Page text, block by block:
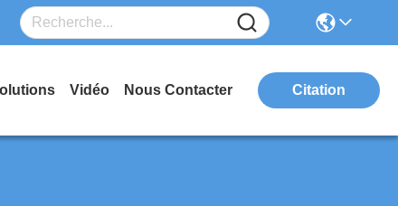
Vidéo Nous Contacter Citation